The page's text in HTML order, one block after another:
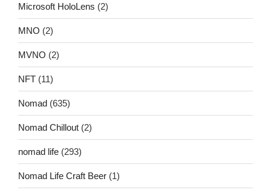
Microsoft HoloLens (2)
MNO (2)
MVNO (2)
NFT (11)
Nomad (635)
Nomad Chillout (2)
nomad life (293)
Nomad Life Craft Beer (1)